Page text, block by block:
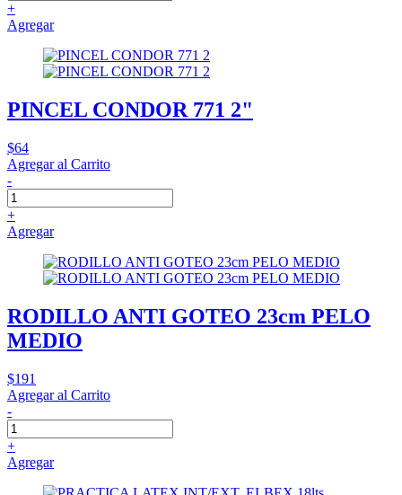
+
Agregar
PINCEL CONDOR 771 2"
$64
Agregar al Carrito
-
+
Agregar
RODILLO ANTI GOTEO 23cm PELO
MEDIO
$191
Agregar al Carrito
-
+
Agregar